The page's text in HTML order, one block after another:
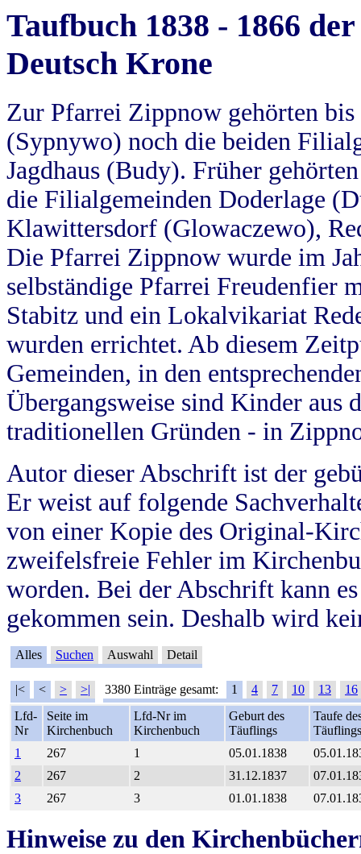
Taufbuch 1838 - 1866
Deutsch Krone
Zur Pfarrei Zippnow gehörten
(Sypnywo) noch die beiden
Jagdhaus (Budy). Früher
die Filialgemeinden Doderlage
Klawittersdorf (Glowaczewo),
Die Pfarrei Zippnow wurde im
selbständige Pfarrei Freudenfier
Stabitz und ein Lokalvikariat
wurden errichtet. Ab diesem
Gemeinden, in den
Übergangsweise sind Kinder aus
traditionellen Gründen - in
Autor dieser Abschrift ist der
Er weist auf folgende
von einer Kopie des Original-
zweifelsfreie Fehler im
worden. Bei der Abschrift kann
gekommen sein. Deshalb wird
Alles Suchen Auswahl Detail
|< < > >| 3380 Einträge gesamt: 1 4 7 10 13
16
Lfd-
Nr
Seite im
Kirchenbuch
Lfd-Nr im
Kirchenbuch
Geburt des
Täuflings
Taufe
Täuflings
1
267 1 05.01.1838
2
267 2 31.12.1837
3
267 3 01.01.1838
Hinweise zu den